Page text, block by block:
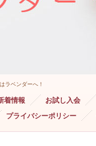
ラベンダーへ！
着情報 お試し入会
プライバシーポリシー